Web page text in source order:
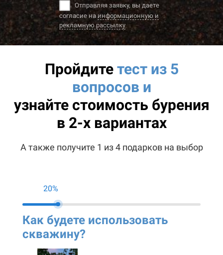
Отправляя заявку, вы даете
согласие наинформационную и
рекламную рассылку
Пройдитетест из 5
вопросов и
узнайте стоимость бурения
в 2-х вариантах
А также получите 1 из 4 подарков на выбор
20%
Как будете использовать
скважину?